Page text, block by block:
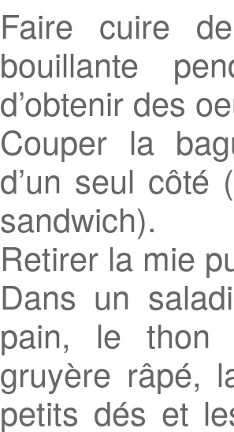
Faire cuire
bouillante
d’obtenir des
Couper la
d’un seul côté
sandwich).
Retirer la mie
Dans un
pain, le thon
gruyère râpé,
petits dés et